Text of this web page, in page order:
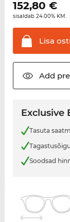
152,80 €
sisaldab 24.00% KM.
Lisa
Add
Exclusive
Tasuta
Soodsad